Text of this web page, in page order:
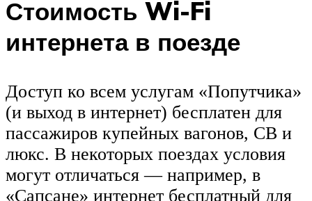
Стоимость Wi-Fi
интернета в поезде
Доступ ко всем услугам «Попутчика»
(и выход в интернет) бесплатен для
пассажиров купейных вагонов, СВ и
люкс. В некоторых поездах условия
могут отличаться — например, в
«Сапсане» интернет бесплатный для